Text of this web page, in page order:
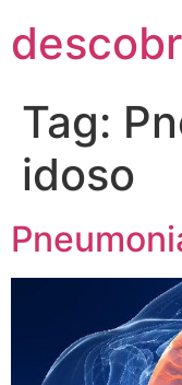
Tag:
idoso